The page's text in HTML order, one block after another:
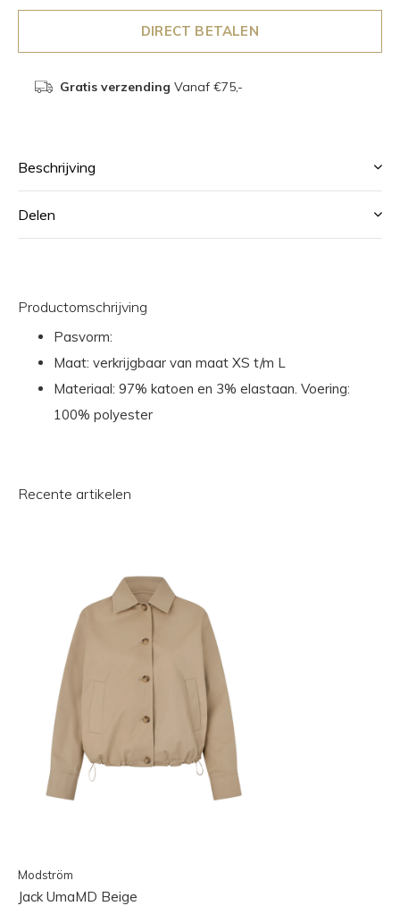
DIRECT BETALEN
Gratis verzending Vanaf €75,-
Beschrijving
Delen
Productomschrijving
Pasvorm:
Maat: verkrijgbaar van maat XS t/m L
Materiaal: 97% katoen en 3% elastaan. Voering:
100% polyester
Recente artikelen
Modström
Jack UmaMD Beige